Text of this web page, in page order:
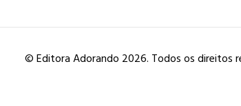
© Editora Adorando 2026. Todos os direitos